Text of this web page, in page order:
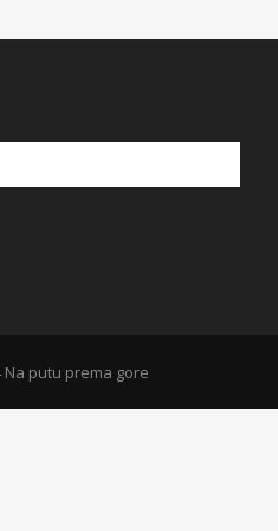
putu prema gore